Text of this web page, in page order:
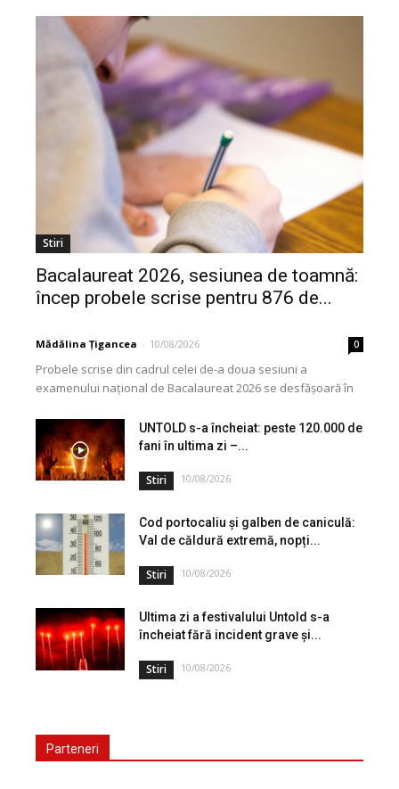
Stiri
Bacalaureat 2026, sesiunea de toamnă:
încep probele scrise pentru 876 de...
Mădălina Țigancea - 10/08/2026 0
Probele scrise din cadrul celei de-a doua sesiuni a
examenului național de Bacalaureat 2026 se desfășoară în
UNTOLD s-a încheiat: peste 120.000 de
fani în ultima zi –...
Stiri 10/08/2026
Cod portocaliu și galben de caniculă:
Val de căldură extremă, nopți...
Stiri 10/08/2026
Ultima zi a festivalului Untold s-a
încheiat fără incident grave și...
Stiri 10/08/2026
Parteneri